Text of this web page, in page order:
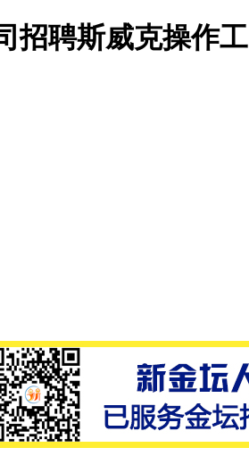
招聘斯威克操作工